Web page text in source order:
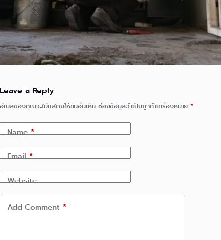
Leave a Reply
อีเมลของคุณจะไม่แสดงให้คนอื่นเห็น ช่องข้อมูลจำเป็นถูกทำเครื่องหมาย *
Name*
Email*
Website
Add Comment *